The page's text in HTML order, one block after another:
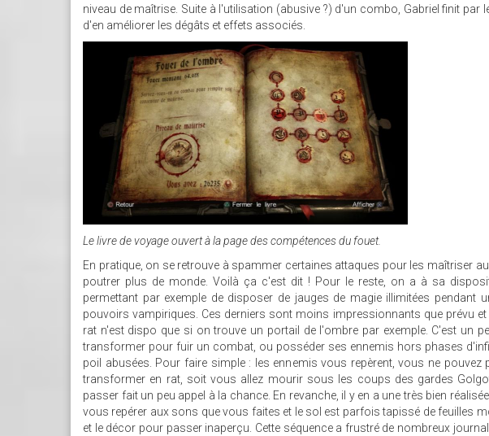
niveau de maîtrise. Suite à l'utilisation (abusive ?) d'un combo, Gabriel finit par
d'en améliorer les dégâts et effets associés.
Le livre de voyage ouvert à la page des compétences du fouet.
En pratique, on se retrouve à spammer certaines attaques pour les maîtriser
poutrer plus de monde. Voilà ça c'est dit ! Pour le reste, on a à sa
permettant par exemple de disposer de jauges de magie illimitées pendant
pouvoirs vampiriques. Ces derniers sont moins impressionnants que prévu
rat n'est dispo que si on trouve un portail de l'ombre par exemple. C'est un
transformer pour fuir un combat, ou posséder ses ennemis hors phases
poil abusées. Pour faire simple : les ennemis vous repèrent, vous ne
transformer en rat, soit vous allez mourir sous les coups des gardes
passer fait un peu appel à la chance. En revanche, il y en a une très bien
vous repérer aux sons que vous faites et le sol est parfois tapissé de feuilles
et le décor pour passer inaperçu. Cette séquence a frustré de nombreux